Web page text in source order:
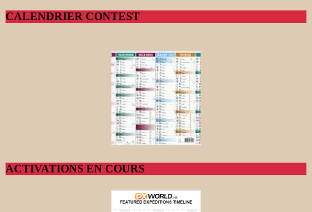
CALENDRIER CONTEST
ACTIVATIONS EN COURS